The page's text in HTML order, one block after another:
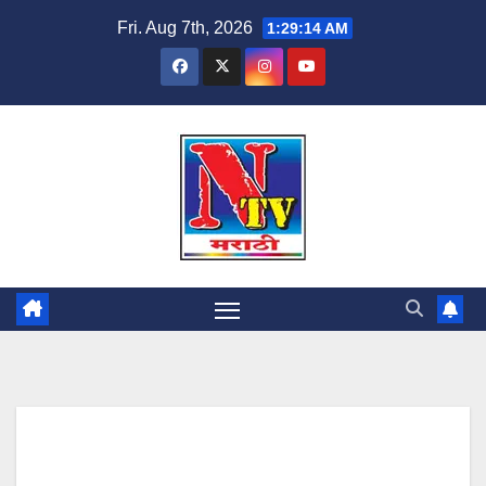
Fri. Aug 7th, 2026 1:29:15 AM